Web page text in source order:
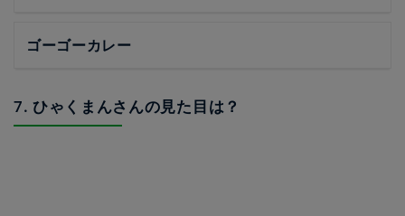
ゴーゴーカレー
7. ひゃくまんさんの見た目は？